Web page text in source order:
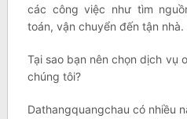
các công việc như tìm
toán, vận chuyển đến tận nhà.
Tại sao bạn nên chọn dịch vụ
chúng tôi?
Dathangquangchau có nhiều